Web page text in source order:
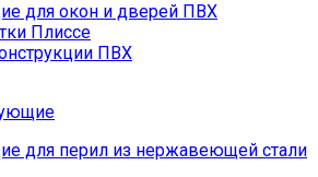
для окон и дверей ПВХ
Плиссе
ПВХ
для перил из нержавеющей стали